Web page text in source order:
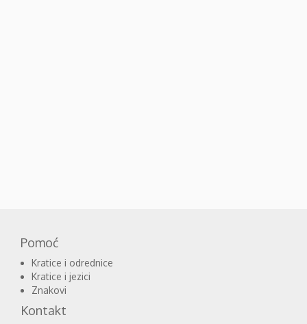
Pomoć
Kratice i odrednice
Kratice i jezici
Znakovi
Kontakt